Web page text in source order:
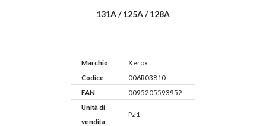
131A / 125A / 128A
Marchio
Xerox
Codice
006R03810
EAN
0095205593952
Unità di
vendita
Pz 1